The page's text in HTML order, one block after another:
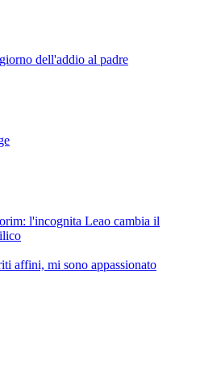
dell'addio al padre
l'incognita Leao cambia il
affini, mi sono appassionato